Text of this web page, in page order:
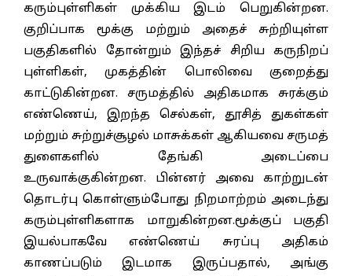
கரும்புள்ளிகள் முக்கிய இடம் பெறுகின்றன.
குறிப்பாக மூக்கு மற்றும் அதைச் சுற்றியுள்ள
பகுதிகளில் தோன்றும் இந்தச் சிறிய கருநிறப்
புள்ளிகள், முகத்தின் பொலிவை குறைத்து
காட்டுகின்றன. சருமத்தில் அதிகமாக சுரக்கும்
எண்ணெய், இறந்த செல்கள், தூசித் துகள்கள்
மற்றும் சுற்றுச்சூழல் மாசுக்கள் ஆகியவை சருமத்
துளைகளில் தேங்கி அடைப்பை
உருவாக்குகின்றன. பின்னர் அவை காற்றுடன்
தொடர்பு கொள்ளும்போது நிறமாற்றம் அடைந்து
கரும்புள்ளிகளாக மாறுகின்றன.மூக்குப் பகுதி
இயல்பாகவே எண்ணெய் சுரப்பு அதிகம்
காணப்படும் இடமாக இருப்பதால், அங்கு